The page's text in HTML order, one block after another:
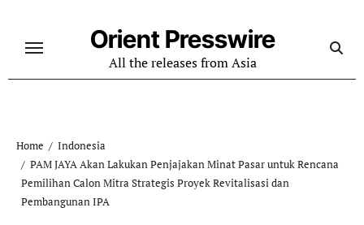
content
Orient Presswire
All the releases from Asia
Home
Indonesia
PAM JAYA Akan Lakukan Penjajakan Minat Pasar untuk Rencana
Pemilihan Calon Mitra Strategis Proyek Revitalisasi dan
Pembangunan IPA